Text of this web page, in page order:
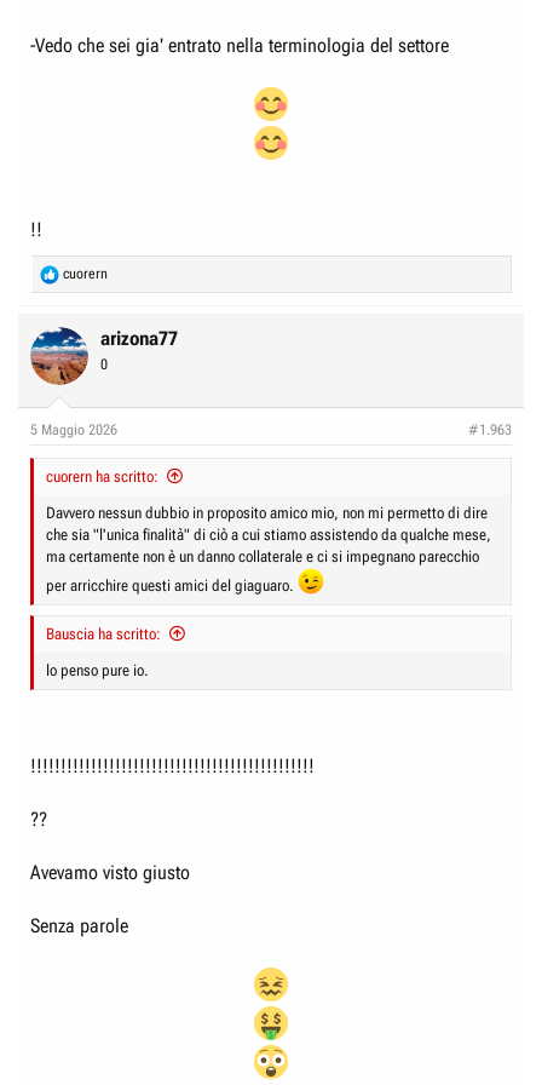
-Vedo che sei gia' entrato nella terminologia del settore
!!
R
e
c
t
i
s
cuorern
arizona77
0
5 Maggio 2026 #1.963
cuorern ha scritto:
Davvero nessun dubbio in proposito amico mio, non mi permetto di dire
che sia "l'unica finalità" di ciò a cui stiamo assistendo da qualche mese,
ma certamente non è un danno collaterale e ci si impegnano parecchio
per arricchire questi amici del giaguaro.
Bauscia ha scritto:
lo penso pure io.
!!!!!!!!!!!!!!!!!!!!!!!!!!!!!!!!!!!!!!!!!!!!!!!
??
Avevamo visto giusto
Senza parole